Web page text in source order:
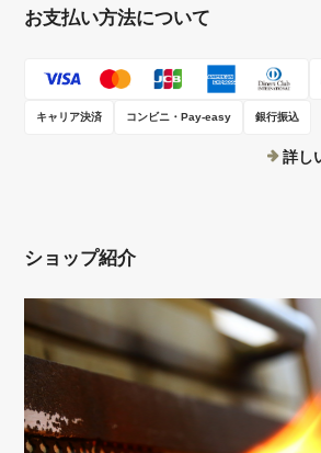
お支払い方法について
キャリア決済 コンビニ・Pay-easy 銀行振込
詳し
ショップ紹介